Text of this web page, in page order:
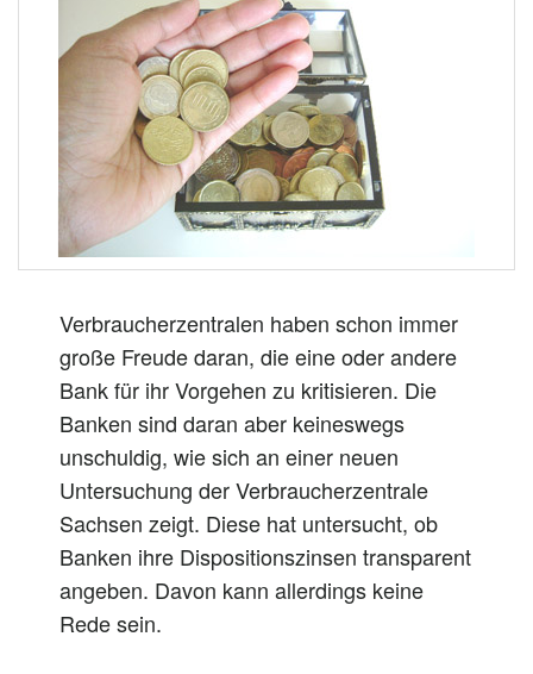
Verbraucherzentralen haben schon immer
große Freude daran, die eine oder andere
Bank für ihr Vorgehen zu kritisieren. Die
Banken sind daran aber keineswegs
unschuldig, wie sich an einer neuen
Untersuchung der Verbraucherzentrale
Sachsen zeigt. Diese hat untersucht, ob
Banken ihre Dispositionszinsen transparent
angeben. Davon kann allerdings keine
Rede sein.